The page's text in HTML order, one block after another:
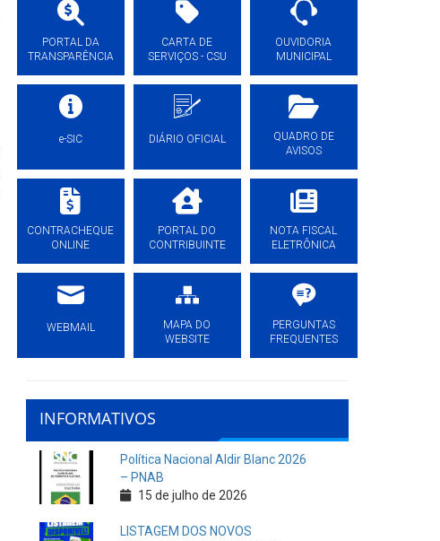
PORTAL DA
TRANSPARÊNCIA
CARTA DE
SERVIÇOS - CSU
OUVIDORIA
MUNICIPAL
e-SIC DIÁRIO OFICIAL
QUADRO DE
AVISOS
CONTRACHEQUE
ONLINE
PORTAL DO
CONTRIBUINTE
NOTA FISCAL
ELETRÔNICA
WEBMAIL
MAPA DO
WEBSITE
PERGUNTAS
FREQUENTES
INFORMATIVOS
Política Nacional Aldir Blanc 2026
– PNAB
15 de julho de 2026
LISTAGEM DOS NOVOS